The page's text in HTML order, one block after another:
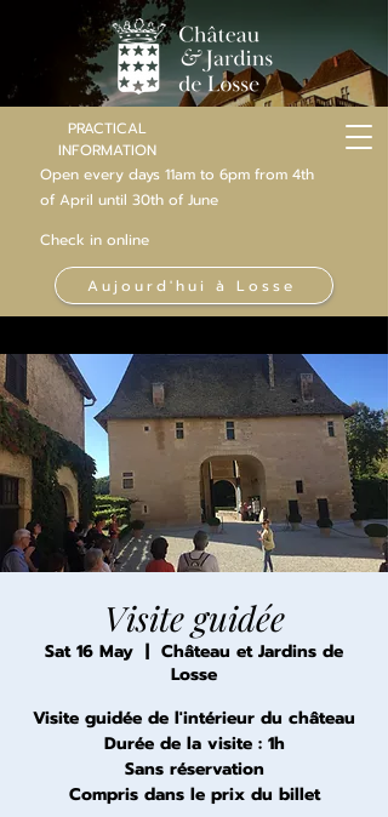
PRACTICAL
INFORMATION
Open every days 11am to 6pm from 4th
of April until 30th of June
Check in online
Aujourd'hui à Losse
Visite guidée
Sat 16 May
  |
Château et Jardins de
Losse
Visite guidée de l'intérieur du château
Durée de la visite : 1h
Sans réservation
Compris dans le prix du billet